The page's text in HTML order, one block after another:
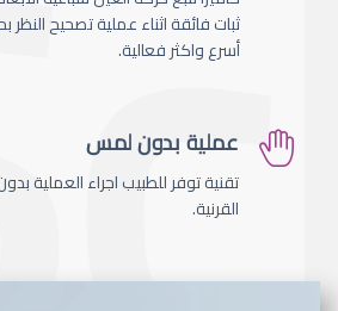
ثبات فائقة اثناء عملية تصحيح النظر
أسرع واكثر فعالية.
عملية بدون لمس
تقنية توفر للطبيب اجراء العملية
القرنية.